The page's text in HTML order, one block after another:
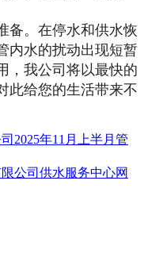
备。在停水和供水恢
内水的扰动出现短暂
，我公司将以最快的
此给您的生活带来不
2025年11月上半月管
公司供水服务中心网